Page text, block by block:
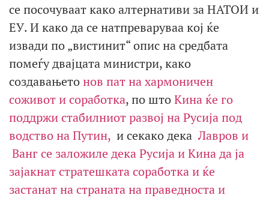
се посочуваат како алтернативи за НАТОИ и
ЕУ. И како да се натпреваруваа кој ќе
извади по „вистинит“ опис на средбата
помеѓу двајцата министри, како
создавањетонов пат на хармоничен
соживот и соработка, по штоКина ќе го
поддржи стабилниот развој на Русија под
водство на Путин, и секако декаЛавров и
Ванг се заложиле дека Русија и Кина да ја
зајакнат стратешката соработка и ќе
застанат на страната на праведноста и